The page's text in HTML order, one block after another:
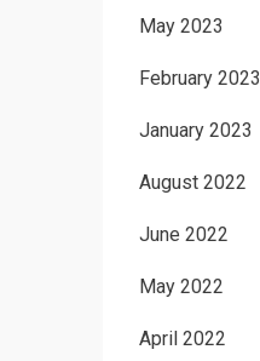
May 2023
February 2023
January 2023
August 2022
June 2022
May 2022
April 2022